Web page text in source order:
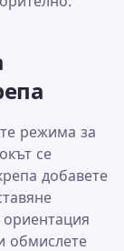
режима за
се
добавете
обмислете